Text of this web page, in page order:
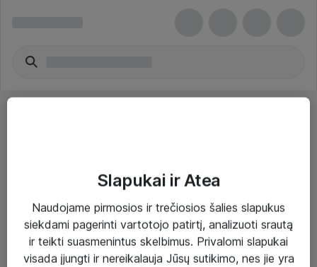
Paslaugos
Sprendimai
Slapukai ir Atea
Naudojame pirmosios ir trečiosios šalies slapukus
siekdami pagerinti vartotojo patirtį, analizuoti srautą
ir teikti suasmenintus skelbimus. Privalomi slapukai
visada įjungti ir nereikalauja Jūsų sutikimo, nes jie yra